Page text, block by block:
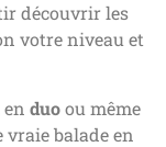
découvrir les
votre niveau et
en duoou même
balade en